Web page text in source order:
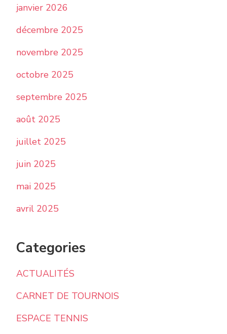
janvier 2026
décembre 2025
novembre 2025
octobre 2025
septembre 2025
août 2025
juillet 2025
juin 2025
mai 2025
avril 2025
Categories
ACTUALITÉS
CARNET DE TOURNOIS
ESPACE TENNIS